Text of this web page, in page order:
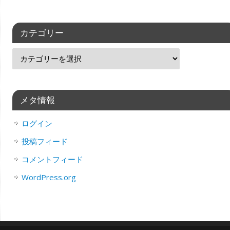
カテゴリー
メタ情報
ログイン
投稿フィード
コメントフィード
WordPress.org